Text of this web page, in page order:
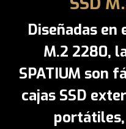
Diseñadas
M.2 2280,
SPATIUM son
cajas SSD